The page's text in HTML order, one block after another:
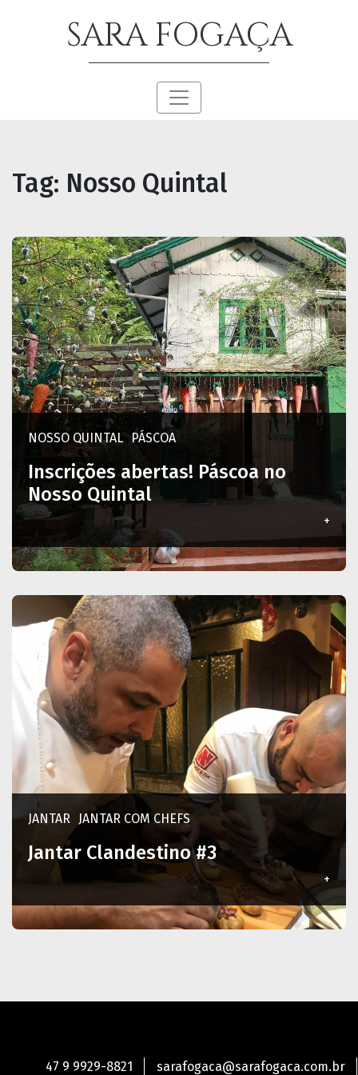
SARA FOGAÇA
Tag: Nosso Quintal
NOSSO QUINTAL PÁSCOA
Inscrições abertas! Páscoa no
Nosso Quintal
+
JANTAR JANTAR COM CHEFS
Jantar Clandestino #3
+
47 9 9929-8821 sarafogaca@sarafogaca.com.br